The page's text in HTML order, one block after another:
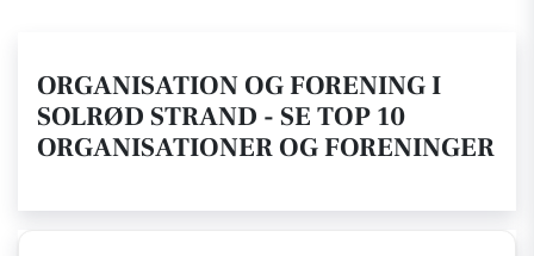
ORGANISATION OG FORENING I
SOLRØD STRAND - SE TOP 10
ORGANISATIONER OG FORENINGER